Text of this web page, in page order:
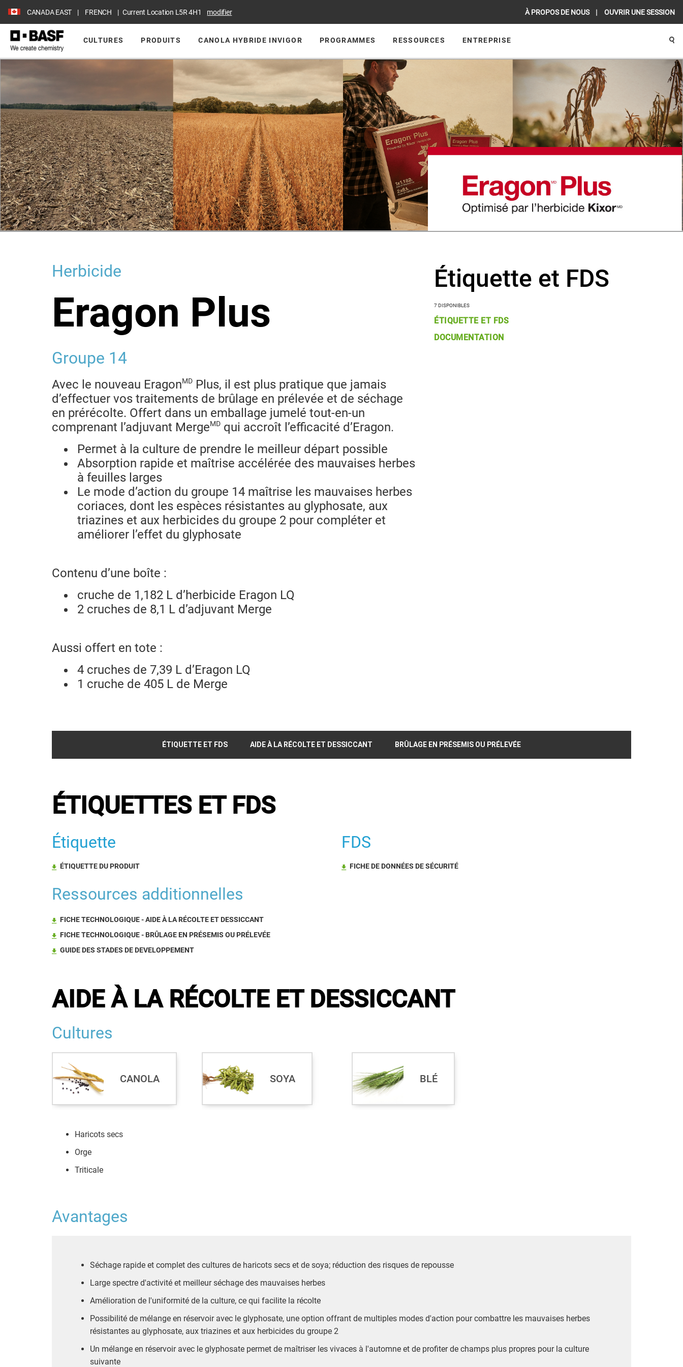
CANADA EAST FRENCH Current Location L5R 4H1 modifier À PROPOS DE NOUS OUVRIR UNE SESSION
CULTURES PRODUITS CANOLA HYBRIDE INVIGOR PROGRAMMES RESSOURCES ENTREPRISE
Herbicide
Eragon Plus
Groupe 14
Avec le nouveau EragonMD Plus, il est plus pratique que jamais
d’effectuer vos traitements de brûlage en prélevée et de séchage
en prérécolte. Offert dans un emballage jumelé tout-en-un
comprenant l’adjuvant MergeMD qui accroît l’efficacité d’Eragon.
Permet à la culture de prendre le meilleur départ possible
Absorption rapide et maîtrise accélérée des mauvaises herbes
à feuilles larges
Le mode d’action du groupe 14 maîtrise les mauvaises herbes
coriaces, dont les espèces résistantes au glyphosate, aux
triazines et aux herbicides du groupe 2 pour compléter et
améliorer l’effet du glyphosate
Contenu d’une boîte :
cruche de 1,182 L d’herbicide Eragon LQ
2 cruches de 8,1 L d’adjuvant Merge
Aussi offert en tote :
4 cruches de 7,39 L d’Eragon LQ
1 cruche de 405 L de Merge
Étiquette et FDS
7 DISPONIBLES
ÉTIQUETTE ET FDS
DOCUMENTATION
ÉTIQUETTE ET FDS AIDE À LA RÉCOLTE ET DESSICCANT BRÛLAGE EN PRÉSEMIS OU PRÉLEVÉE
ÉTIQUETTES ET FDS
Étiquette
ÉTIQUETTE DU PRODUIT
FDS
FICHE DE DONNÉES DE SÉCURITÉ
Ressources additionnelles
FICHE TECHNOLOGIQUE - AIDE À LA RÉCOLTE ET DESSICCANT
FICHE TECHNOLOGIQUE - BRÛLAGE EN PRÉSEMIS OU PRÉLEVÉE
GUIDE DES STADES DE DEVELOPPEMENT
AIDE À LA RÉCOLTE ET DESSICCANT
Cultures
CANOLA SOYA BLÉ
Haricots secs
Orge
Triticale
Avantages
Séchage rapide et complet des cultures de haricots secs et de soya; réduction des risques de repousse
Large spectre d'activité et meilleur séchage des mauvaises herbes
Amélioration de l'uniformité de la culture, ce qui facilite la récolte
Possibilité de mélange en réservoir avec le glyphosate, une option offrant de multiples modes d'action pour combattre les mauvaises herbes
résistantes au glyphosate, aux triazines et aux herbicides du groupe 2
Un mélange en réservoir avec le glyphosate permet de maîtriser les vivaces à l'automne et de profiter de champs plus propres pour la culture
suivante